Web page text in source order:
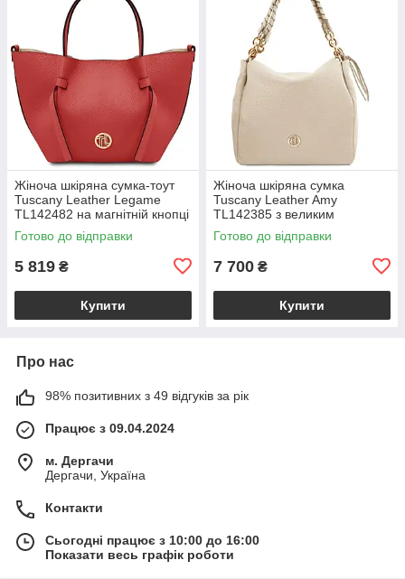
Жіноча шкіряна сумка-тоут
Tuscany Leather Legame
TL142482 на магнітній кнопці
з плечовим ременем,
коралова BS2482_1_105
Готово до відправки
5 819 ₴
Купити
Жіноча шкіряна сумка
Tuscany Leather Amy
TL142385 з великим
відділенням і плечовим
ременем, бежева
Готово до відправки
7 700 ₴
Купити
Про нас
98% позитивних з 49 відгуків за рік
Працює з 09.04.2024
м. Дергачи
Дергачи, Україна
Контакти
Сьогодні працює з 10:00 до 16:00
Показати весь графік роботи